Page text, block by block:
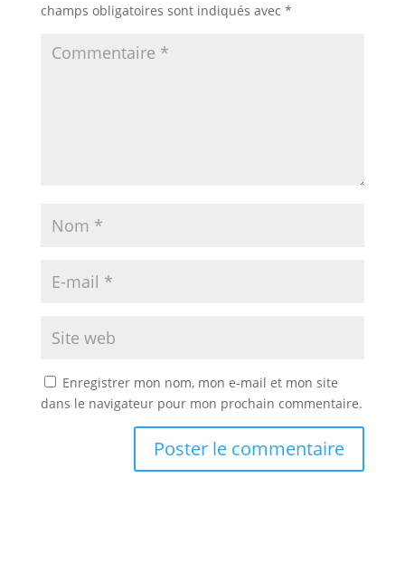
champs obligatoires sont indiqués avec *
Enregistrer mon nom, mon e-mail et mon site
dans le navigateur pour mon prochain commentaire.